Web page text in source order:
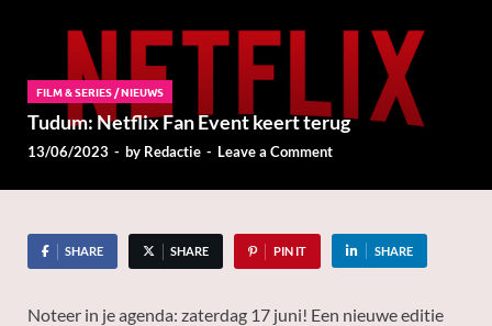
FILM & SERIES /NIEUWS
Tudum: Netflix Fan Event keert terug
13/06/2023 - by Redactie - Leave a Comment
SHARE SHARE PIN IT SHARE
Noteer in je agenda: zaterdag 17 juni! Een nieuwe editie